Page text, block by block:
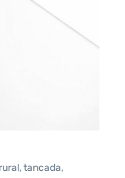
tancada,